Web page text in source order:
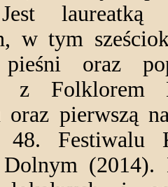
w tym
pieśni oraz
z
oraz pierwszą
48. Festiwalu
(2014).